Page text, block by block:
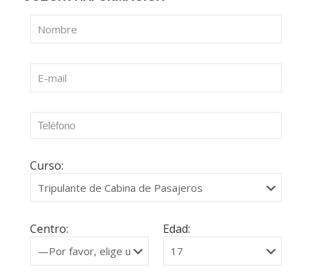
Curso:
Centro: Edad: